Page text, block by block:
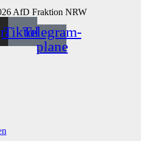
AfD Fraktion NRW
TiktokTelegram-
plane